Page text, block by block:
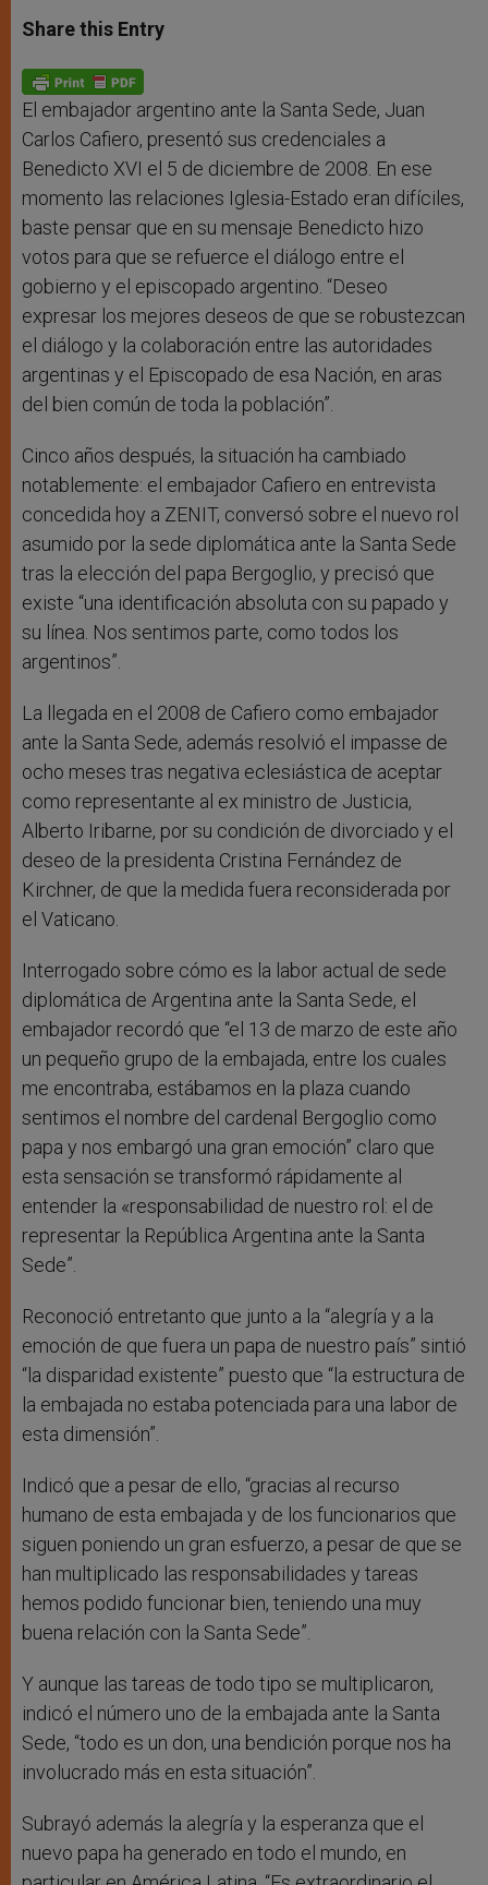
t
s
p
p
s
e
g
e
r
e
b
o
k
Share this Entry
El embajador argentino ante la Santa Sede, Juan
Carlos Cafiero, presentó sus credenciales a
Benedicto XVI el 5 de diciembre de 2008. En ese
momento las relaciones Iglesia-Estado eran difíciles,
baste pensar que en su mensaje Benedicto hizo
votos para que se refuerce el diálogo entre el
gobierno y el episcopado argentino. “Deseo
expresar los mejores deseos de que se robustezcan
el diálogo y la colaboración entre las autoridades
argentinas y el Episcopado de esa Nación, en aras
del bien común de toda la población”.
Cinco años después, la situación ha cambiado
notablemente: el embajador Cafiero en entrevista
concedida hoy a ZENIT, conversó sobre el nuevo rol
asumido por la sede diplomática ante la Santa Sede
tras la elección del papa Bergoglio, y precisó que
existe “una identificación absoluta con su papado y
su línea. Nos sentimos parte, como todos los
argentinos”.
La llegada en el 2008 de Cafiero como embajador
ante la Santa Sede, además resolvió el impasse de
ocho meses tras negativa eclesiástica de aceptar
como representante al ex ministro de Justicia,
Alberto Iribarne, por su condición de divorciado y el
deseo de la presidenta Cristina Fernández de
Kirchner, de que la medida fuera reconsiderada por
el Vaticano.
Interrogado sobre cómo es la labor actual de sede
diplomática de Argentina ante la Santa Sede, el
embajador recordó que “el 13 de marzo de este año
un pequeño grupo de la embajada, entre los cuales
me encontraba, estábamos en la plaza cuando
sentimos el nombre del cardenal Bergoglio como
papa y nos embargó una gran emoción” claro que
esta sensación se transformó rápidamente al
entender la «responsabilidad de nuestro rol: el de
representar la República Argentina ante la Santa
Sede”.
Reconoció entretanto que junto a la “alegría y a la
emoción de que fuera un papa de nuestro país” sintió
“la disparidad existente” puesto que “la estructura de
la embajada no estaba potenciada para una labor de
esta dimensión”.
Indicó que a pesar de ello, “gracias al recurso
humano de esta embajada y de los funcionarios que
siguen poniendo un gran esfuerzo, a pesar de que se
han multiplicado las responsabilidades y tareas
hemos podido funcionar bien, teniendo una muy
buena relación con la Santa Sede”.
Y aunque las tareas de todo tipo se multiplicaron,
indicó el número uno de la embajada ante la Santa
Sede, “todo es un don, una bendición porque nos ha
involucrado más en esta situación”.
Subrayó además la alegría y la esperanza que el
nuevo papa ha generado en todo el mundo, en